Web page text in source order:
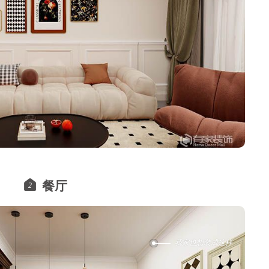
2 餐厅
我家也想装成这样